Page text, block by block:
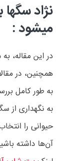
میشود :
همچنین، در
به طور کامل
به نگهداری از
حیوانی را
آن‌ها داشته